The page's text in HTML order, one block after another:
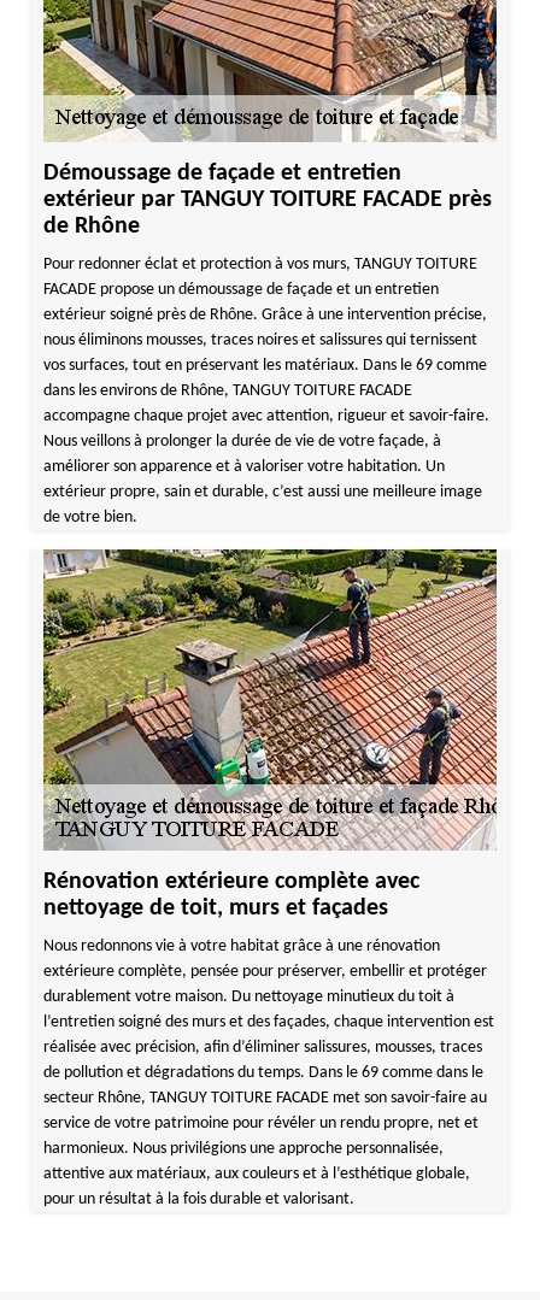
Démoussage de façade et entretien
extérieur par TANGUY TOITURE FACADE près
de Rhône
Pour redonner éclat et protection à vos murs, TANGUY TOITURE
FACADE propose un démoussage de façade et un entretien
extérieur soigné près de Rhône. Grâce à une intervention précise,
nous éliminons mousses, traces noires et salissures qui ternissent
vos surfaces, tout en préservant les matériaux. Dans le 69 comme
dans les environs de Rhône, TANGUY TOITURE FACADE
accompagne chaque projet avec attention, rigueur et savoir-faire.
Nous veillons à prolonger la durée de vie de votre façade, à
améliorer son apparence et à valoriser votre habitation. Un
extérieur propre, sain et durable, c’est aussi une meilleure image
de votre bien.
Rénovation extérieure complète avec
nettoyage de toit, murs et façades
Nous redonnons vie à votre habitat grâce à une rénovation
extérieure complète, pensée pour préserver, embellir et protéger
durablement votre maison. Du nettoyage minutieux du toit à
l’entretien soigné des murs et des façades, chaque intervention est
réalisée avec précision, afin d’éliminer salissures, mousses, traces
de pollution et dégradations du temps. Dans le 69 comme dans le
secteur Rhône, TANGUY TOITURE FACADE met son savoir-faire au
service de votre patrimoine pour révéler un rendu propre, net et
harmonieux. Nous privilégions une approche personnalisée,
attentive aux matériaux, aux couleurs et à l’esthétique globale,
pour un résultat à la fois durable et valorisant.